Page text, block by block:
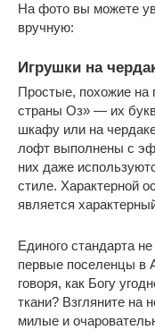
На фото вы можете
вручную:
Игрушки на
Простые, похожие на
страны Оз» — их
шкафу или на
лофт выполнены с
них даже
стиле. Характерной
является
Единого стандарта
первые поселенцы в
говоря, как Богу
ткани? Взгляните на
милые и